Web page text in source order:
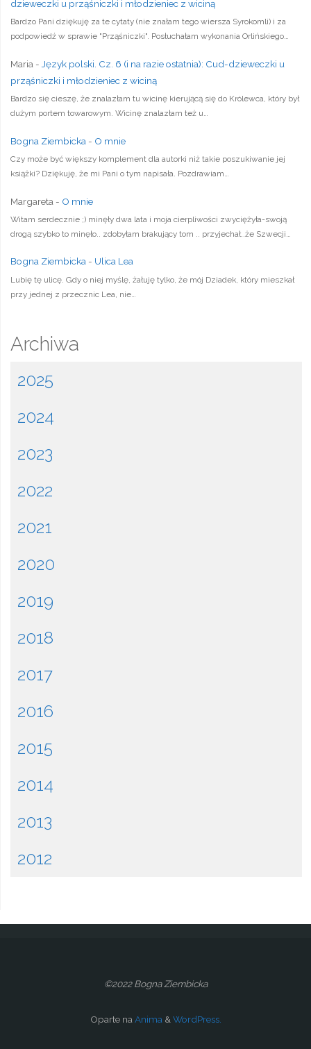
dzieweczki u prząśniczki i młodzieniec z wiciną
Bardzo Pani dziękuję za te cytaty (nie znałam tego wiersza Syrokomli) i za
podpowiedź w sprawie "Prząśniczki". Posłuchałam wykonania Orlińskiego…
Maria - Język polski. Cz. 6 (i na razie ostatnia): Cud-dzieweczki u
prząśniczki i młodzieniec z wiciną
Bardzo się cieszę, że znalazłam tu wicinę kierującą się do Królewca, który był
dużym portem towarowym. Wicinę znalazłam też u…
Bogna Ziembicka - O mnie
Czy może być większy komplement dla autorki niż takie poszukiwanie jej
książki? Dziękuję, że mi Pani o tym napisała. Pozdrawiam…
Margareta - O mnie
Witam serdecznie ;) minęły dwa lata i moja cierpliwości zwyciężyła-swoją
drogą szybko to minęło.. zdobyłam brakujący tom .. przyjechał..że Szwecji…
Bogna Ziembicka- Ulica Lea
Lubię tę ulicę. Gdy o niej myślę, żałuję tylko, że mój Dziadek, który mieszkał
przy jednej z przecznic Lea, nie…
Archiwa
2025
2024
2023
2022
2021
2020
2019
2018
2017
2016
2015
2014
2013
2012
©2022 Bogna Ziembicka
Oparte na Anima & WordPress.